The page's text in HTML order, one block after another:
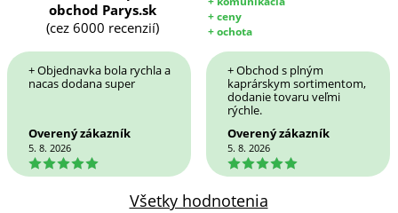
+ ceny
+ ochota
obchod Parys.sk
(cez 6000 recenzií)
+ Objednavka bola rychla a
nacas dodana super
Overený zákazník
5. 8. 2026
5
+ Obchod s plným
kaprárskym sortimentom,
dodanie tovaru veľmi
rýchle.
Overený zákazník
5. 8. 2026
5
Všetky hodnotenia